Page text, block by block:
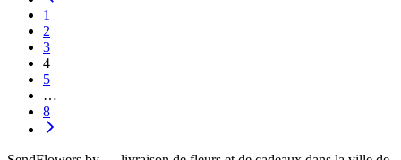
1
2
3
4
5
…
8